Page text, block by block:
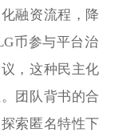
融资流程，降
币参与平台治
，这种民主化
团队背书的合
索匿名特性下